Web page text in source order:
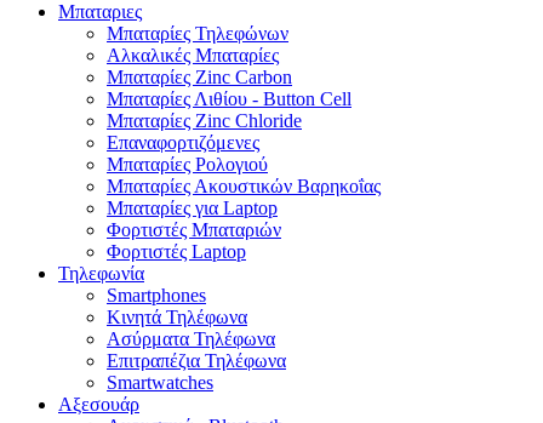
Μπαταριες
Μπαταρίες Τηλεφώνων
Αλκαλικές Μπαταρίες
Μπαταρίες Zinc Carbon
Μπαταρίες Λιθίου - Button Cell
Μπαταρίες Zinc Chloride
Επαναφορτιζόμενες
Μπαταρίες Ρολογιού
Μπαταρίες Ακουστικών Βαρηκοΐας
Μπαταρίες για Laptop
Φορτιστές Μπαταριών
Φορτιστές Laptop
Τηλεφωνία
Smartphones
Κινητά Τηλέφωνα
Ασύρματα Τηλέφωνα
Επιτραπέζια Τηλέφωνα
Smartwatches
Αξεσουάρ